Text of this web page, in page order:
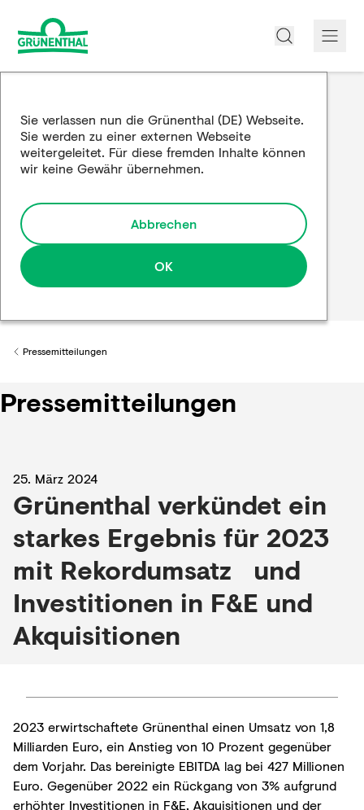
Produkte
Edukation
Forschung und Entwicklung
Partnerschaften
Sie verlassen nun die Grünenthal (DE) Webseite.
Sie werden zu einer externen Webseite
weitergeleitet. Für diese fremden Inhalte können
wir keine Gewähr übernehmen.
Abbrechen
OK
Back to
Pressemitteilungen
Pressemitteilungen
25. März 2024
Grünenthal verkündet ein
starkes Ergebnis für 2023
mit Rekordumsatz und
Investitionen in F&E und
Akquisitionen
2023 erwirtschaftete Grünenthal einen Umsatz von 1,8
Milliarden Euro, ein Anstieg von 10 Prozent gegenüber
dem Vorjahr. Das bereinigte EBITDA lag bei 427 Millionen
Euro. Gegenüber 2022 ein Rückgang von 3% aufgrund
erhöhter Investitionen in F&E, Akquisitionen und der